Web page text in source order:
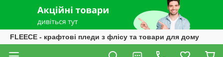
FLEECE - крафтові пледи з флісу та товари для дому